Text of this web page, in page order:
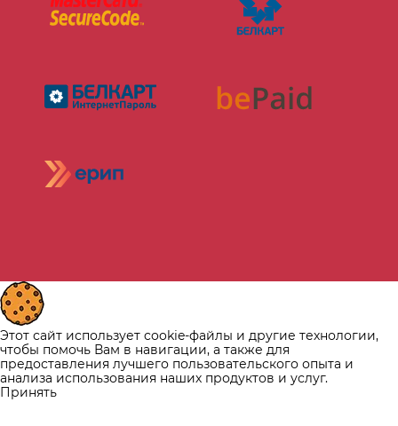
Этот сайт использует cookie-файлы и другие технологии,
чтобы помочь Вам в навигации, а также для
предоставления лучшего пользовательского опыта и
анализа использования наших продуктов и услуг.
Принять